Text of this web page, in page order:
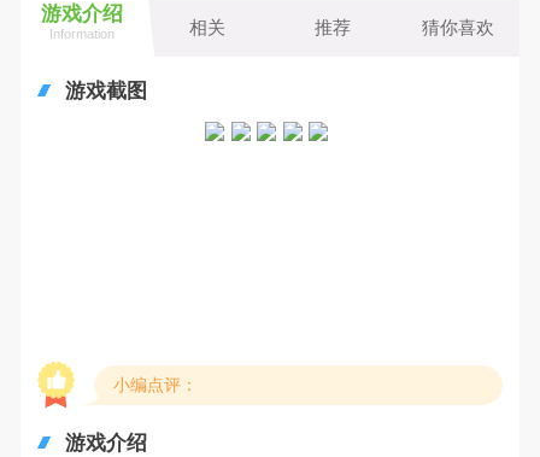
游戏介绍
Information 相关 推荐 猜你喜欢
游戏截图
小编点评：
游戏介绍